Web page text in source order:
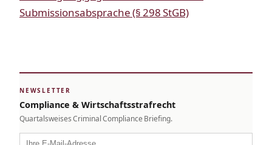
Submissionsabsprache (§ 298 StGB)
NEWSLETTER
Compliance & Wirtschaftsstrafrecht
Quartalsweises Criminal Compliance Briefing.